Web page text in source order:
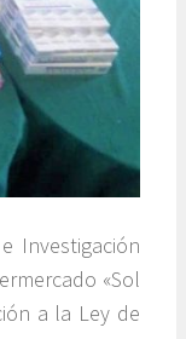
Investigación
«Sol
a la Ley de